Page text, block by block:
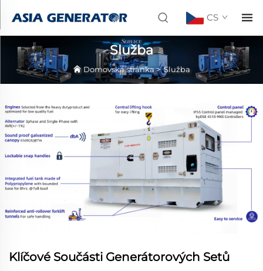
CS
Služba
Domovská stránka>Služba
Klíčové Součásti Generátorových Setů